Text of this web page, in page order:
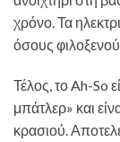
χρόνο. Τα
όσους
Τέλος, το Ah-So
μπάτλερ» και
κρασιού.